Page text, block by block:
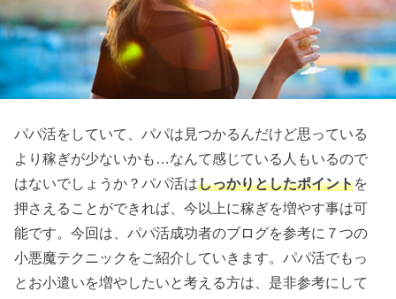
パパ活をしていて、パパは見つかるんだけど思っている
より稼ぎが少ないかも…なんて感じている人もいるので
はないでしょうか？パパ活はしっかりとしたポイントを
押さえることができれば、今以上に稼ぎを増やす事は可
能です。今回は、パパ活成功者のブログを参考に７つの
小悪魔テクニックをご紹介していきます。パパ活でもっ
とお小遣いを増やしたいと考える方は、是非参考にして